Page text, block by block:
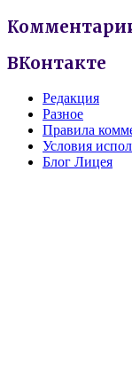
ВКонтакте
Редакция
Разное
Правила
Условия
Блог Лицея